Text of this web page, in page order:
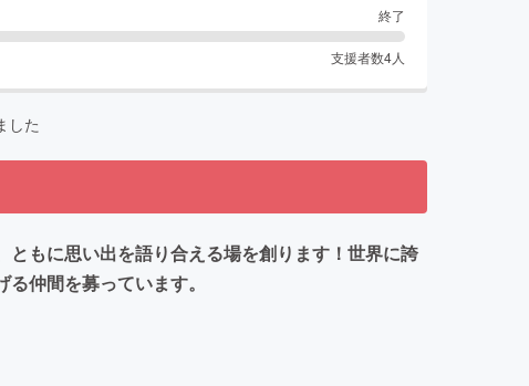
終了
支援者数4人
した
もに思い出を語り合える場を創ります！世界に誇
仲間を募っています。